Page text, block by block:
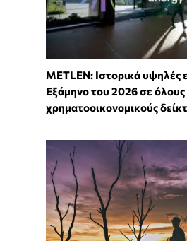
METLEN: Ιστορικά υψηλές
Εξάμηνο του 2026 σε όλους
χρηματοοικονομικούς